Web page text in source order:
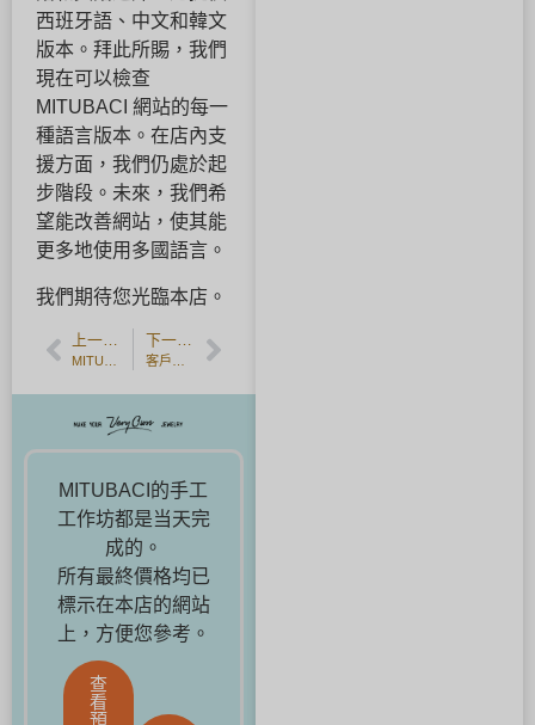
西班牙語、中文和韓文
版本。拜此所賜，我們
現在可以檢查
MITUBACI 網站的每一
種語言版本。在店內支
援方面，我們仍處於起
步階段。未來，我們希
望能改善網站，使其能
更多地使用多國語言。
我們期待您光臨本店。
上一篇文章 下一篇文章
MITUBACI的手工
工作坊都是当天完
成的。
所有最終價格均已
標示在本店的網站
上，方便您參考。
查
看
預